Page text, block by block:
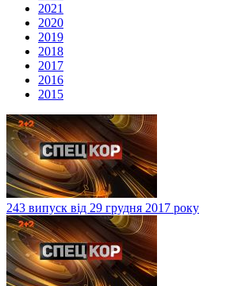
2021
2020
2019
2018
2017
2016
2015
243 випуск від 29 грудня 2017 року